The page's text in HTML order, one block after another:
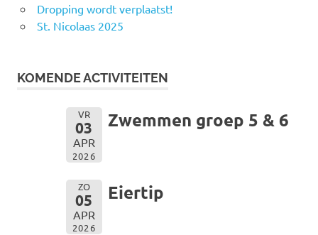
Dropping wordt verplaatst!
St. Nicolaas 2025
KOMENDE ACTIVITEITEN
VR
03
APR
2026
Zwemmen groep 5 & 6
ZO
05
APR
2026
Eiertip